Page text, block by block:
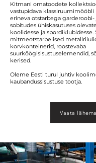
Kitmani omatoodete
vastupidava klassiruumimööbli
erineva otstarbega garderoobi-
sobitudes ühiskasutuses
koolidesse ja spordiklubidesse.
mitmeotstarbelised
korvkonteinerid, roostevaba
suurköögisisustuselemendid,
kerised.
Oleme Eesti turul juhtiv
kaubandussisustuse tootja.
Vaata